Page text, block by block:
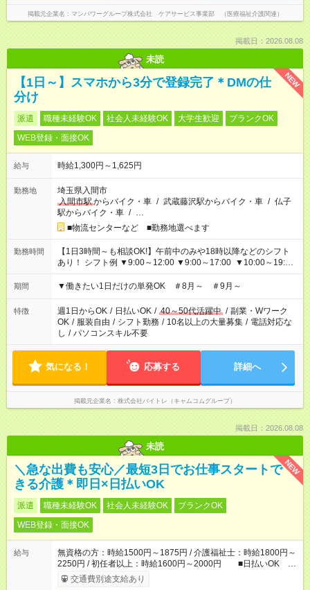
掲載元企業名 マンパワーグループ株式会社 ケアサービス事業部 （医療福祉介護関連）
掲載日：2026.08.08
未読
NEW
【1日～】スマホから3分で登録完了＊DMの仕
分け
派遣 職種未経験OK 社会人未経験OK 大学生歓迎
ブランクOK
WEB登録・面接OK
給与 時給1,300円～1,625円
勤務地
埼玉県入間市
入間市駅からバイク・車 / 武蔵藤沢駅からバイク・車 / 仏子
駅からバイク・車 / …
■物流センターなど ■勤務地選べます
勤務時間
【1日3時間～も相談OK!】午前中のみや18時以降などのシフト
あり！ シフト例 ▼9:00～12:00 ▼9:00～17:00 ▼10:00～19:00
▼18:00～21:00
期間 ▼働きたい1日だけの単発OK ＃8月～ ＃9月～
特徴 週1日からOK / 日払いOK / 40～50代活躍中 / 副業・Wワーク
OK / 服装自由 / シフト勤務 / 10名以上の大量募集 / 電話対応な
し / パソコンスキル不要
気になる！ 応募する 詳細へ
掲載元企業名 株式会社バイトレ（キャムコムグループ）
掲載日：2026.08.08
未読
NEW
＼急な出費も安心／最短3日でお仕事スタートで
きる介護＊即日×日払いOK
派遣 職種未経験OK 社会人未経験OK
ブランクOK
WEB登録・面接OK
給与
無資格の方：時給1500円～1875円 / 介護福祉士：時給1800円～
2250円 / 初任者以上：時給1600円～2000円 ■日払いOK ■
日収例：1万2000円（時給1500円×8h）
交通費別途支給あり